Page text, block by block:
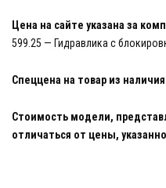
Цена на сайте указана за
599.25 — Гидравлика с
Спеццена на товар из
Стоимость модели,
отличаться от цены,